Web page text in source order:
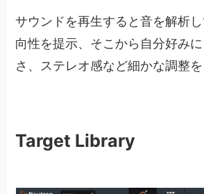
サウンドを再生すると音を解析
向性を提示、そこから自分好み
さ、ステレオ感など細かな調整を
Target Library